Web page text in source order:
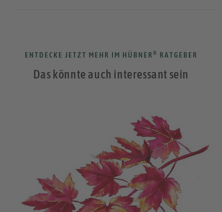
ENTDECKE JETZT MEHR IM HÜBNER ® RATGEBER
Das könnte auch interessant sein